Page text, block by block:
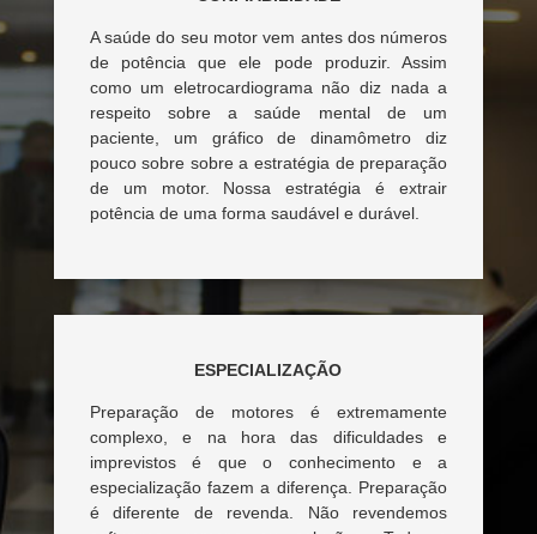
A saúde do seu motor vem antes dos números
de potência que ele pode produzir. Assim
como um eletrocardiograma não diz nada a
respeito sobre a saúde mental de um
paciente, um gráfico de dinamômetro diz
pouco sobre sobre a estratégia de preparação
de um motor. Nossa estratégia é extrair
potência de uma forma saudável e durável.
ESPECIALIZAÇÃO
Preparação de motores é extremamente
complexo, e na hora das dificuldades e
imprevistos é que o conhecimento e a
especialização fazem a diferença. Preparação
é diferente de revenda. Não revendemos